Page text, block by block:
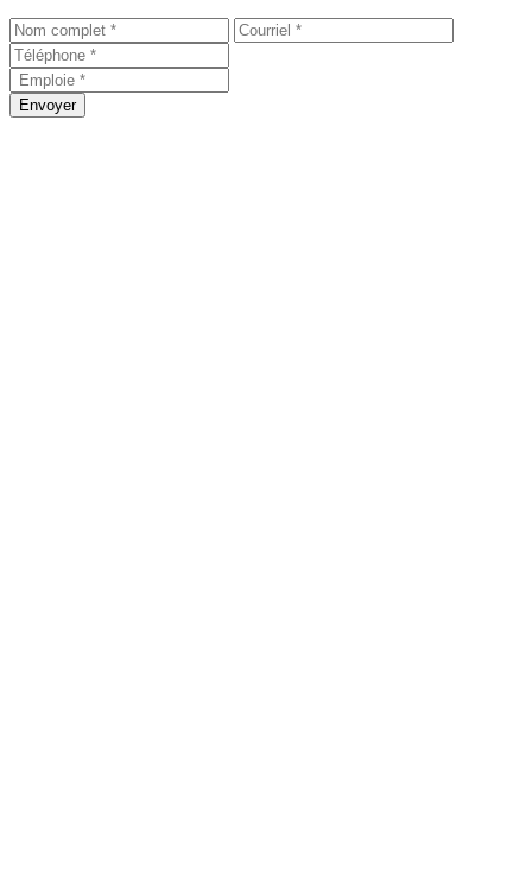
Envoyer